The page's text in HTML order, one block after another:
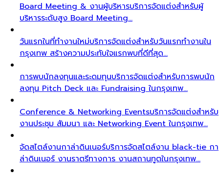
Board Meeting & งานผู้บริหารบริการจัดแต่งสำหรับผู้
บริหารระดับสูง Board Meeting…
วันแรกในที่ทำงานใหม่บริการจัดแต่งสำหรับวันแรกทำงานใน
กรุงเทพ สร้างความประทับใจแรกพบที่ดีที่สุด…
การพบนักลงทุนและระดมทุนบริการจัดแต่งสำหรับการพบนัก
ลงทุน Pitch Deck และ Fundraising ในกรุงเทพ…
Conference & Networking Eventsบริการจัดแต่งสำหรับ
งานประชุม สัมมนา และ Networking Event ในกรุงเทพ…
จัดสไตล์งานกาล่าดินเนอร์บริการจัดสไตล์งาน black-tie กา
ล่าดินเนอร์ งานราตรีทางการ งานสถานทูตในกรุงเทพ…